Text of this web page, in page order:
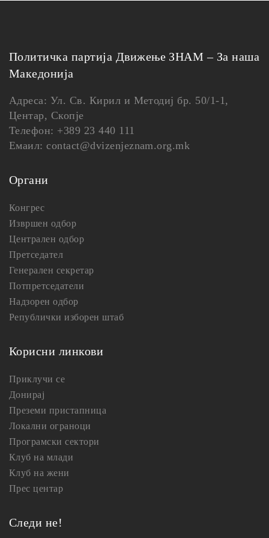
Политичка партија Движење ЗНАМ – За наша
Македонија
Адреса: Ул. Св. Кирил и Методиј бр. 50/1-1,
Центар, Скопје
Телефон: +389 23 440 111
Емаил: contact@dvizenjeznam.org.mk
Органи
Конгрес
Извршен одбор
Централен одбор
Претседател
Генерален секретар
Потпретседатели
Надзорен одбор
Републички изборен штаб
Корисни линкови
Приклучи се
Донирај
Преземи пристапница
Локални ограноци
Програмски сектори
Клуб на млади
Клуб на жени
Прес центар
Следи не!